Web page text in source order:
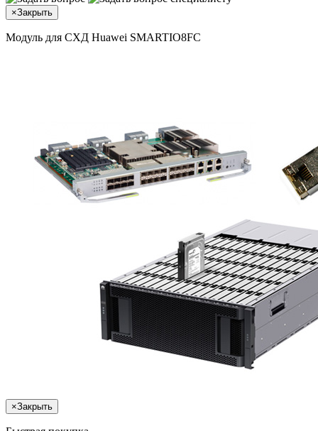
×Закрыть
Модуль для СХД Huawei SMARTIO8FC
×Закрыть